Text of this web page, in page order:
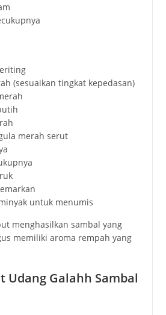
(sesuaikan tingkat kepedasan)
merah serut
untuk menumis
menghasilkan sambal yang
memiliki aroma rempah yang
Udang Galahh Sambal